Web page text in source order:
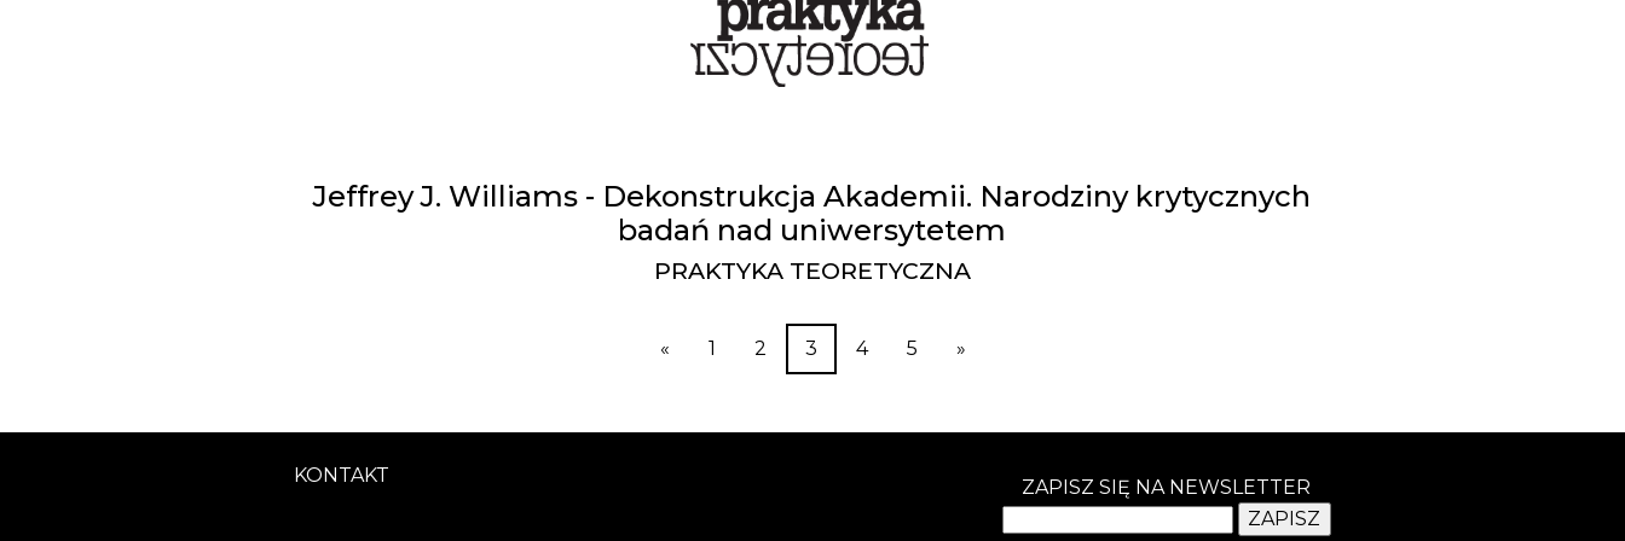
Jeffrey J. Williams - Dekonstrukcja Akademii. Narodziny krytycznych
badań nad uniwersytetem
PRAKTYKA TEORETYCZNA
« 1 2 3 4 5 »
KONTAKT
ZAPISZ SIĘ NA NEWSLETTER